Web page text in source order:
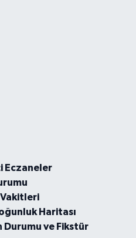
Eczaneler
Haritası
Durumu ve Fikstür